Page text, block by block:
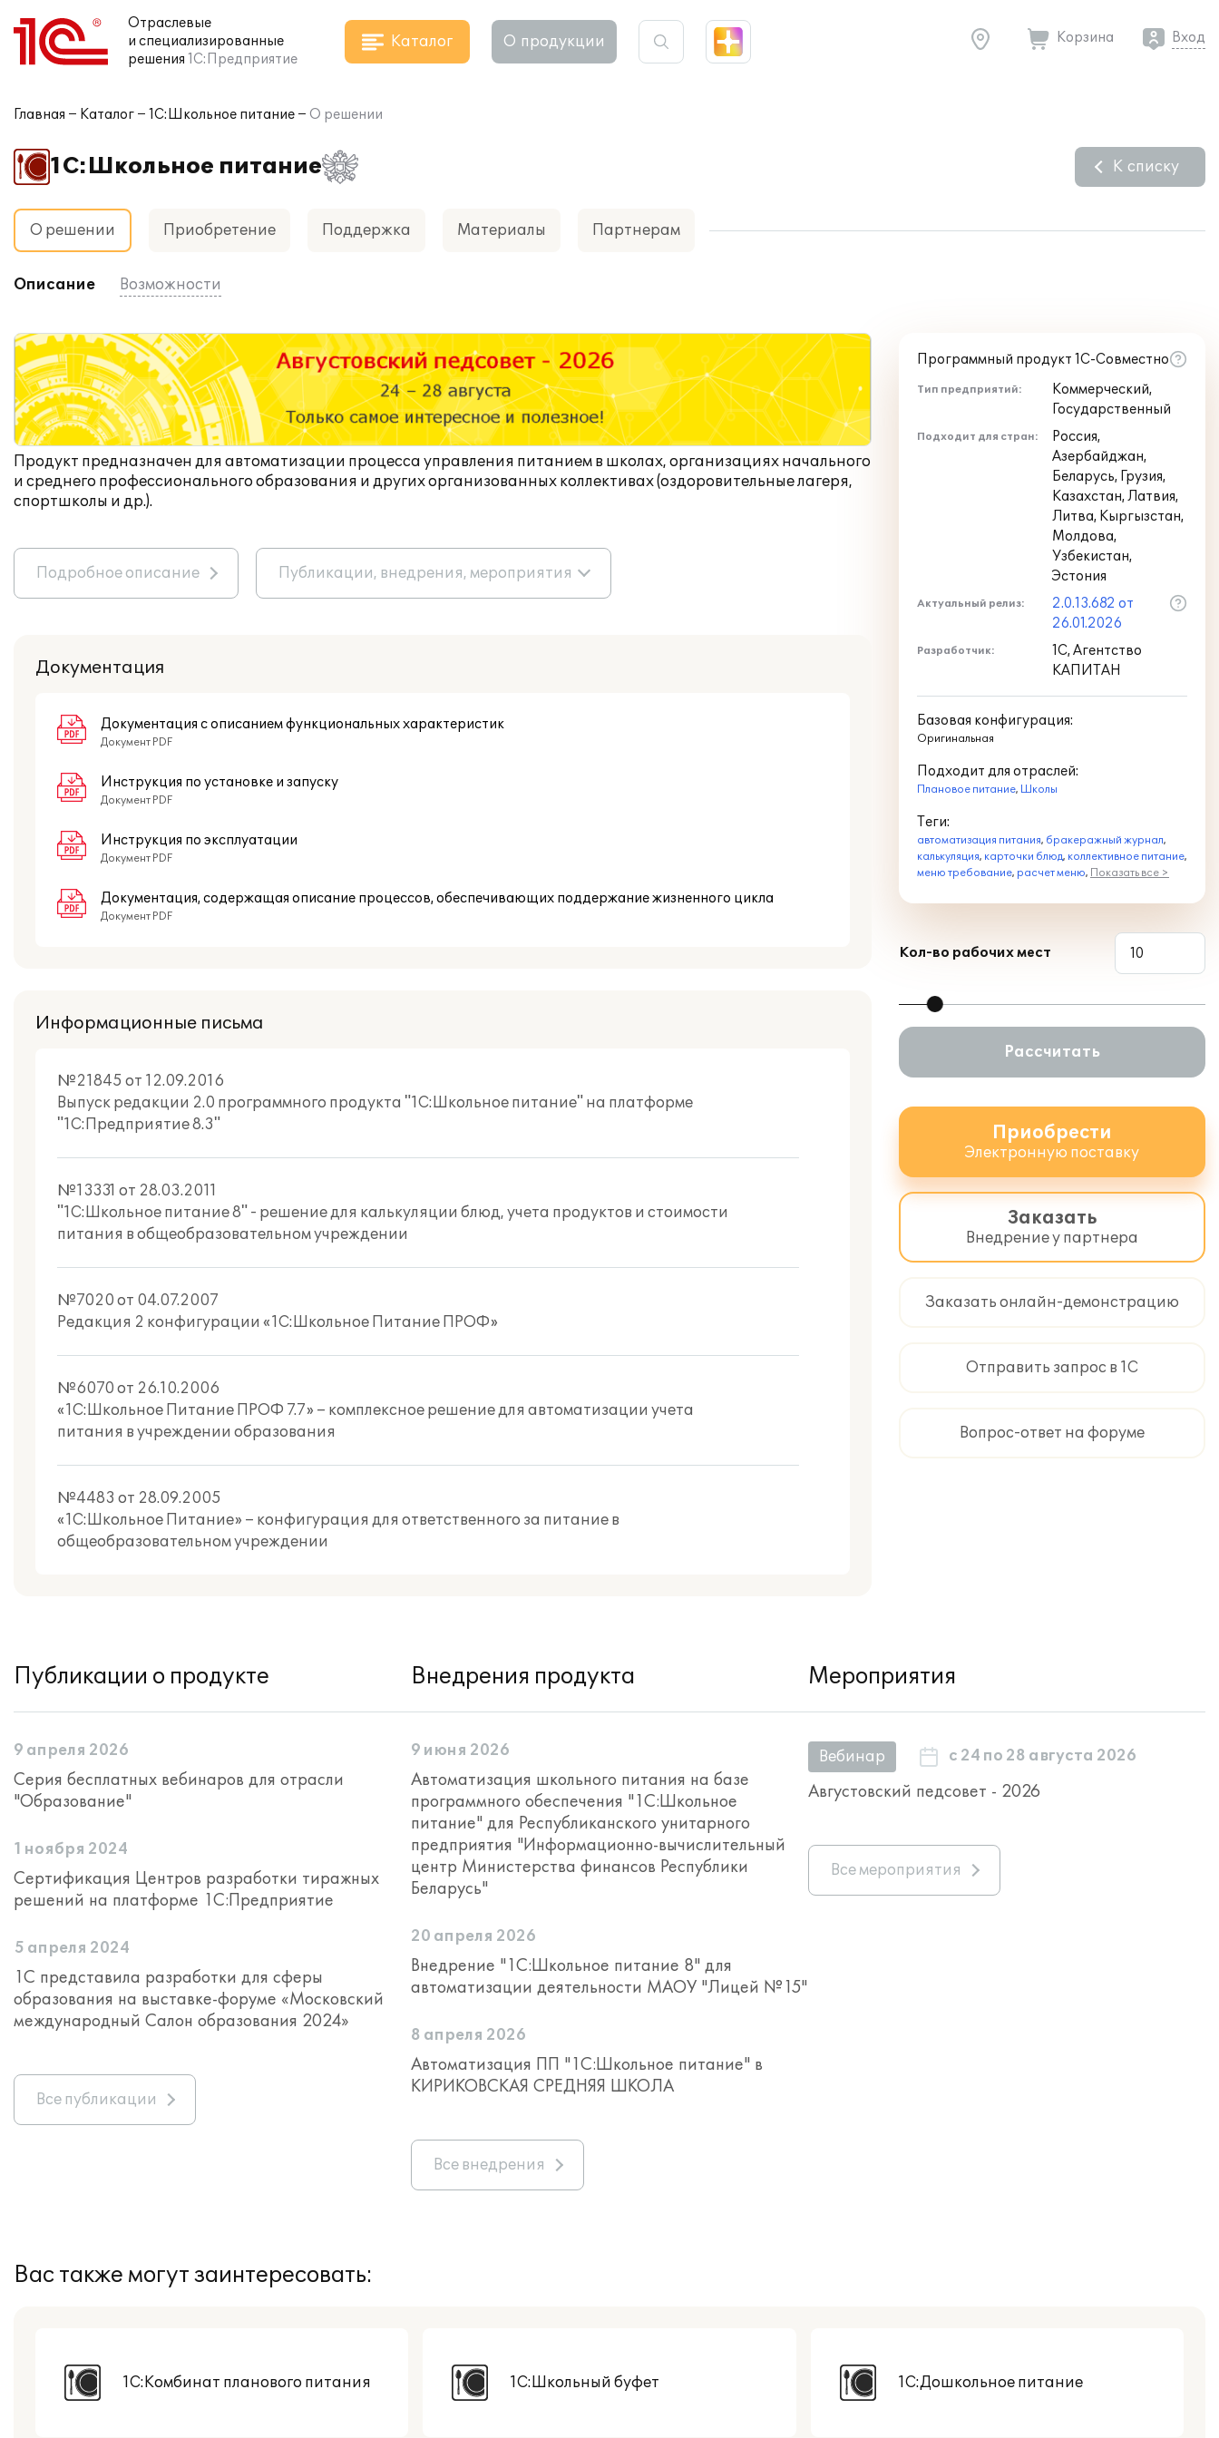
Отраслевые
и специализированные
решения 1С:Предприятие
Каталог О продукции Корзина Вход
Главная Каталог 1С:Школьное питание О решении
1С:Школьное питание К списку
О решении Приобретение Поддержка Материалы Партнерам
Описание Возможности
Продукт предназначен для автоматизации процесса управления питанием в школах, организациях начального
и среднего профессионального образования и других организованных коллективах (оздоровительные лагеря,
спортшколы и др.).
Подробное описание Публикации, внедрения, мероприятия
Документация
Документация с описанием функциональных характеристик
Документ PDF
Инструкция по установке и запуску
Документ PDF
Инструкция по эксплуатации
Документ PDF
Документация, содержащая описание процессов, обеспечивающих поддержание жизненного цикла
Документ PDF
Информационные письма
№21845 от 12.09.2016
Выпуск редакции 2.0 программного продукта "1С:Школьное питание" на платформе
"1С:Предприятие 8.3"
№13331 от 28.03.2011
"1С:Школьное питание 8" - решение для калькуляции блюд, учета продуктов и стоимости
питания в общеобразовательном учреждении
№7020 от 04.07.2007
Редакция 2 конфигурации «1С:Школьное Питание ПРОФ»
№6070 от 26.10.2006
«1С:Школьное Питание ПРОФ 7.7» – комплексное решение для автоматизации учета
питания в учреждении образования
№4483 от 28.09.2005
«1С:Школьное Питание» – конфигурация для ответственного за питание в
общеобразовательном учреждении
Программный продукт 1С-Совместно
Тип предприятий:
Коммерческий,
Государственный
Подходит для стран:
Россия,
Азербайджан,
Беларусь, Грузия,
Казахстан, Латвия,
Литва, Кыргызстан,
Молдова,
Узбекистан,
Эстония
Актуальный релиз:
2.0.13.682 от
26.01.2026
Разработчик:
1С, Агентство
КАПИТАН
Базовая конфигурация:
Оригинальная
Подходит для отраслей:
Плановое питание, Школы
Теги:
автоматизация питания, бракеражный журнал,
калькуляция, карточки блюд, коллективное питание,
меню требование, расчет меню, Показать все >
Кол-во рабочих мест
Рассчитать
Приобрести
Электронную поставку
Заказать
Внедрение у партнера
Заказать онлайн-демонстрацию
Отправить запрос в 1С
Вопрос-ответ на форуме
Публикации о продукте
9 апреля 2026
Серия бесплатных вебинаров для отрасли
"Образование"
1 ноября 2024
Сертификация Центров разработки тиражных
решений на платформе 1С:Предприятие
5 апреля 2024
1С представила разработки для сферы
образования на выставке-форуме «Московский
международный Салон образования 2024»
Все публикации
Внедрения продукта
9 июня 2026
Автоматизация школьного питания на базе
программного обеспечения "1С:Школьное
питание" для Республиканского унитарного
предприятия "Информационно-вычислительный
центр Министерства финансов Республики
Беларусь"
20 апреля 2026
Внедрение "1С:Школьное питание 8" для
автоматизации деятельности МАОУ "Лицей №15"
8 апреля 2026
Автоматизация ПП "1С:Школьное питание" в
КИРИКОВСКАЯ СРЕДНЯЯ ШКОЛА
Все внедрения
Мероприятия
Вебинар с 24 по 28 августа 2026
Августовский педсовет - 2026
Все мероприятия
Вас также могут заинтересовать:
1С:Комбинат планового питания 1С:Школьный буфет 1С:Дошкольное питание